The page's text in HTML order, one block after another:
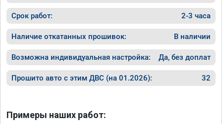
Срок работ: 2-3 часа
Наличие откатанных прошивок: В наличии
Возможна индивидуальная настройка: Да, без доплат
Прошито авто с этим ДВС (на 01.2026): 32
Примеры наших работ: